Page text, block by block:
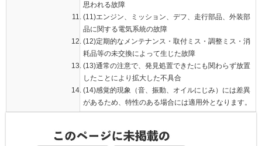
思われる故障
(11)エンジン、ミッション、デフ、走行部品、外装部
品に関する電気系統の故障
(12)定期的なメンテナンス・取付ミス・調整ミス・消
耗品等の未交換によって生じた故障
(13)通常の注意で、発見処置できたにも関わらず放置
したことにより拡大した不具合
(14)感覚的現象（音、振動、オイルにじみ）には差異
があるため、特性のある場合には適用外となります。